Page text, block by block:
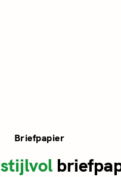
Briefpapier
stijlvol